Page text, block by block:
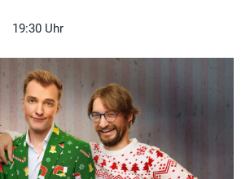
19:30 Uhr